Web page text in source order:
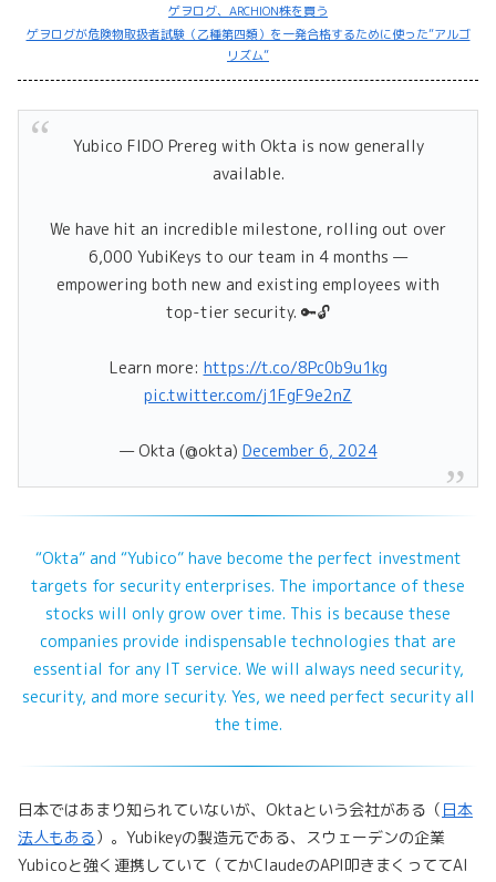
ゲヲログ、ARCHION株を買う
ゲヲログが危険物取扱者試験（乙種第四類）を一発合格するために使った”アルゴ
リズム”
Yubico FIDO Prereg with Okta is now generally
available.
We have hit an incredible milestone, rolling out over
6,000 YubiKeys to our team in 4 months —
empowering both new and existing employees with
top-tier security. 🔑🔓
Learn more: https://t.co/8Pc0b9u1kg
pic.twitter.com/j1FgF9e2nZ
— Okta (@okta) December 6, 2024
“Okta” and “Yubico” have become the perfect investment
targets for security enterprises. The importance of these
stocks will only grow over time. This is because these
companies provide indispensable technologies that are
essential for any IT service. We will always need security,
security, and more security. Yes, we need perfect security all
the time.
日本ではあまり知られていないが、Oktaという会社がある（ 日本
法人もある）。Yubikeyの製造元である、スウェーデンの企業
Yubicoと強く連携していて（てかClaudeのAPI叩きまくっててAI